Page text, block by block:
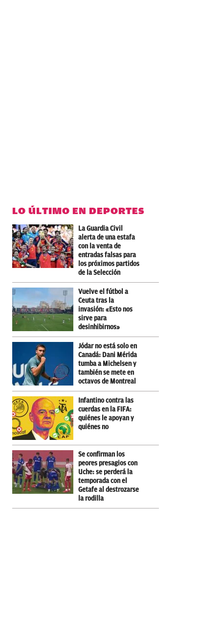
LO ÚLTIMO EN DEPORTES
La Guardia Civil
alerta de una estafa
con la venta de
entradas falsas para
los próximos partidos
de la Selección
Vuelve el fútbol a
Ceuta tras la
invasión: «Esto nos
sirve para
desinhibirnos»
Jódar no está solo en
Canadá: Dani Mérida
tumba a Michelsen y
también se mete en
octavos de Montreal
Infantino contra las
cuerdas en la FIFA:
quiénes le apoyan y
quiénes no
Se confirman los
peores presagios con
Uche: se perderá la
temporada con el
Getafe al destrozarse
la rodilla